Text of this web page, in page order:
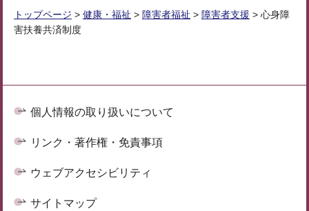
トップページ > 健康・福祉 > 障害者福祉 > 障害者支援 > 心身障
害扶養共済制度
個人情報の取り扱いについて
リンク・著作権・免責事項
ウェブアクセシビリティ
サイトマップ